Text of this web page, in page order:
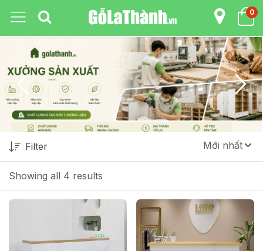
0
Showing all 4 results
Filter Mới nhất